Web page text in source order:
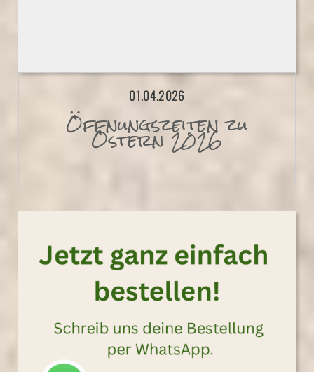
01.04.2026
Öffnungszeiten zu
Ostern 2026